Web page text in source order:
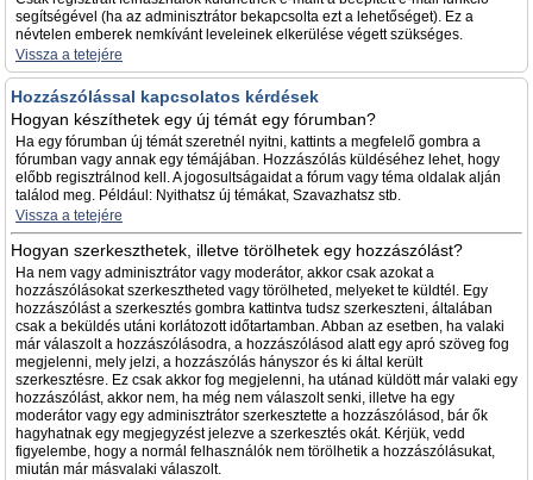
segítségével (ha az adminisztrátor bekapcsolta ezt a lehetőséget). Ez a
névtelen emberek nemkívánt leveleinek elkerülése végett szükséges.
Vissza a tetejére
Hozzászólással kapcsolatos kérdések
Hogyan készíthetek egy új témát egy fórumban?
Ha egy fórumban új témát szeretnél nyitni, kattints a megfelelő gombra a
fórumban vagy annak egy témájában. Hozzászólás küldéséhez lehet, hogy
előbb regisztrálnod kell. A jogosultságaidat a fórum vagy téma oldalak alján
találod meg. Például: Nyithatsz új témákat, Szavazhatsz stb.
Vissza a tetejére
Hogyan szerkeszthetek, illetve törölhetek egy hozzászólást?
Ha nem vagy adminisztrátor vagy moderátor, akkor csak azokat a
hozzászólásokat szerkesztheted vagy törölheted, melyeket te küldtél. Egy
hozzászólást a szerkesztés gombra kattintva tudsz szerkeszteni, általában
csak a beküldés utáni korlátozott időtartamban. Abban az esetben, ha valaki
már válaszolt a hozzászólásodra, a hozzászólásod alatt egy apró szöveg fog
megjelenni, mely jelzi, a hozzászólás hányszor és ki által került
szerkesztésre. Ez csak akkor fog megjelenni, ha utánad küldött már valaki egy
hozzászólást, akkor nem, ha még nem válaszolt senki, illetve ha egy
moderátor vagy egy adminisztrátor szerkesztette a hozzászólásod, bár ők
hagyhatnak egy megjegyzést jelezve a szerkesztés okát. Kérjük, vedd
figyelembe, hogy a normál felhasználók nem törölhetik a hozzászólásukat,
miután már másvalaki válaszolt.